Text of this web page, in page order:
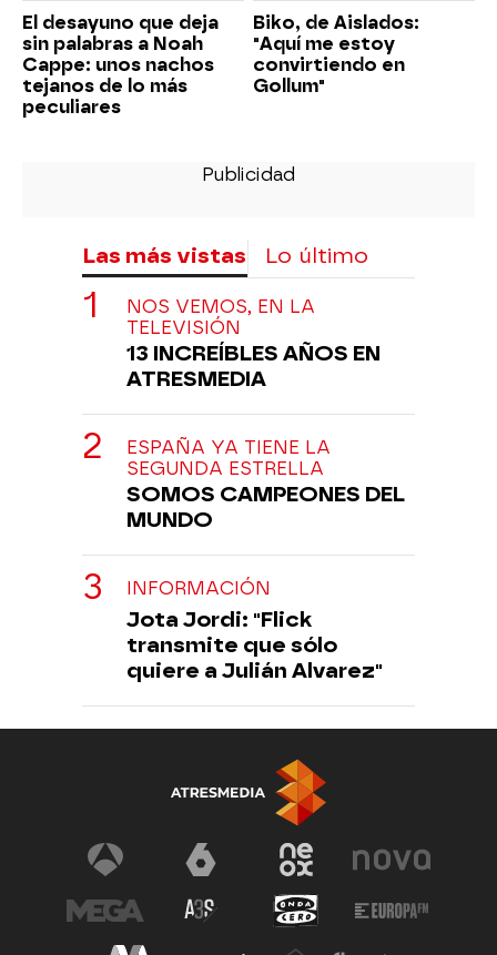
El desayuno que deja
sin palabras a Noah
Cappe: unos nachos
tejanos de lo más
peculiares
Biko, de Aislados:
"Aquí me estoy
convirtiendo en
Gollum"
Las más vistas Lo último
NOS VEMOS, EN LA
TELEVISIÓN
13 INCREÍBLES AÑOS EN
ATRESMEDIA
ESPAÑA YA TIENE LA
SEGUNDA ESTRELLA
SOMOS CAMPEONES DEL
MUNDO
INFORMACIÓN
Jota Jordi: "Flick
transmite que sólo
quiere a Julián Alvarez"